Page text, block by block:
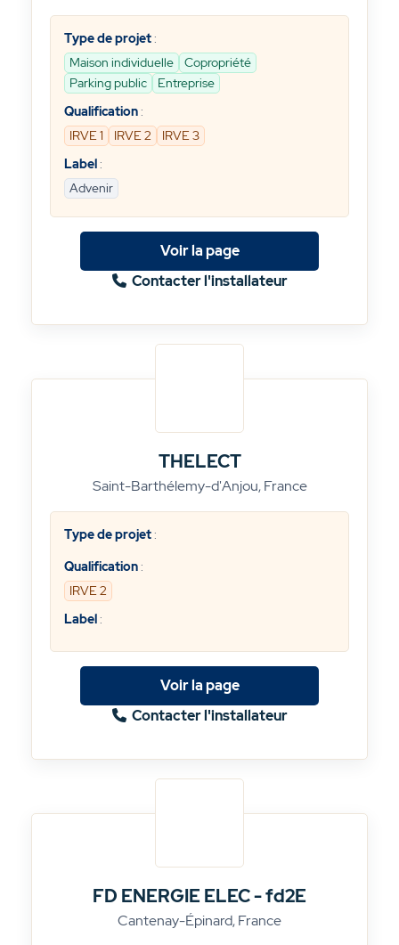
Type de projet:
Maison individuelle
Copropriété
Parking public
Entreprise
Qualification:
IRVE 1
IRVE 2
IRVE 3
Label:
Advenir
Voir la page
Contacter l'installateur
THELECT
Saint-Barthélemy-d'Anjou, France
Type de projet:
Qualification:
IRVE 2
Label:
Voir la page
Contacter l'installateur
FD ENERGIE ELEC - fd2E
Cantenay-Épinard, France